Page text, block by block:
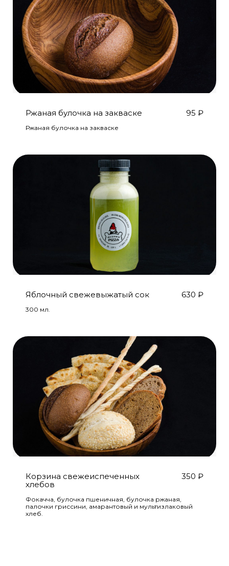
Ржаная булочка на закваске 95 ₽
Ржаная булочка на закваске
Яблочный свежевыжатый сок 630 ₽
300 мл.
Корзина свежеиспеченных
хлебов
350 ₽
Фокачча, булочка пшеничная, булочка ржаная,
палочки гриссини, амарантовый и мультизлаковый
хлеб.